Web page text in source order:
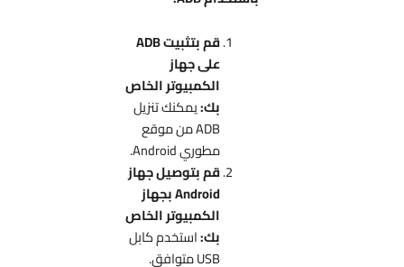
قم بتثبيت ADB
على جهاز
الكمبيوتر الخاص
يمكنك تنزيل
ADB من موقع
مطوري Android.
قم بتوصيل جهاز
Android بجهاز
الكمبيوتر الخاص
استخدم كابل